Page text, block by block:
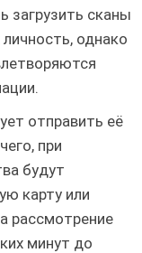
загрузить сканы
однако
отправить её
при
будут
карту или
рассмотрение
минут до